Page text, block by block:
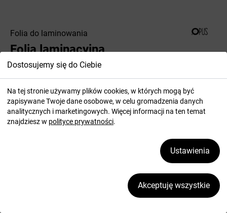
Folia do laminowania
Folia laminacyjna
samoprzylepna - O.POUCH
Sticky Matt - 100 sztuk - 216 x
303 mm (A4) - 80 µm
Nr katalogowy:403653
Folia laminacyjna matowa jednostronnie samoprzylepna.
wysyłka w ciągu 48 godzin.
Dostosujemy się do Ciebie
Na tej stronie używamy plików cookies, w których mogą być
zapisywane Twoje dane osobowe, w celu gromadzenia danych
analitycznych i marketingowych. Więcej informacji na ten temat
znajdziesz w polityce prywatności.
Ustawienia
Akceptuję wszystkie